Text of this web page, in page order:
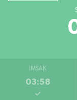
İMSAK
03:58